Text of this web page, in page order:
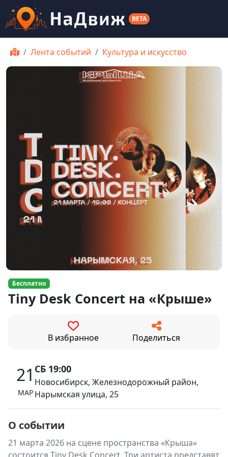
BETA
Лента событий Культура и искусство
Бесплатно
Tiny Desk Concert на «Крыше»
В избранное Поделиться
21
МАР
СБ 19:00
Новосибирск, Железнодорожный район,
Нарымская улица, 25
О событии
21 марта 2026 на сцене пространства «Крыша»